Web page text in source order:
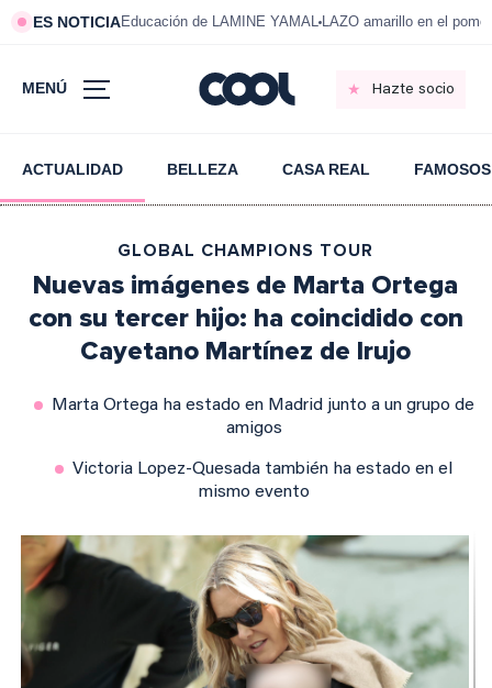
ES NOTICIAEducación de LAMINE YAMAL LAZO amarillo en el
MENÚ Hazte socio
ACTUALIDAD BELLEZA CASA REAL FAMOSOS
GLOBAL CHAMPIONS TOUR
Nuevas imágenes de Marta Ortega
con su tercer hijo: ha coincidido con
Cayetano Martínez de Irujo
Marta Ortega ha estado en Madrid junto a un grupo de
amigos
Victoria Lopez-Quesada también ha estado en el
mismo evento